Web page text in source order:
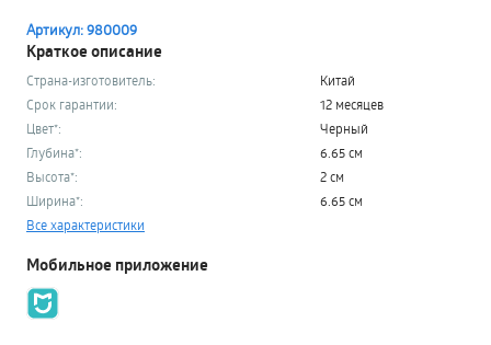
Артикул: 980009
Краткое описание
Страна-изготовитель:
Китай
Срок гарантии:
12 месяцев
Цвет*:
Черный
Глубина*:
6.65 см
Высота*:
2 см
Ширина*:
6.65 см
Все характеристики
Мобильное приложение